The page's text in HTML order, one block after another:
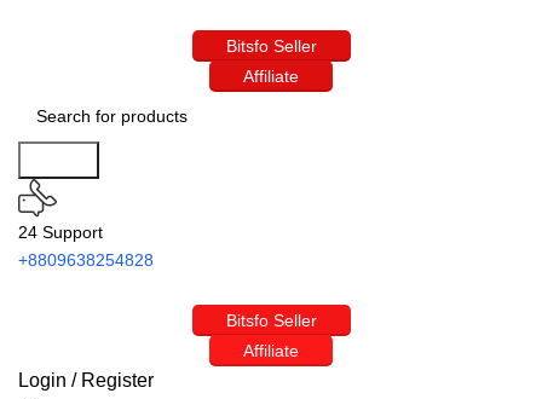
Bitsfo Seller
Affiliate
24 Support
+8809638254828
Bitsfo Seller
Affiliate
Login / Register